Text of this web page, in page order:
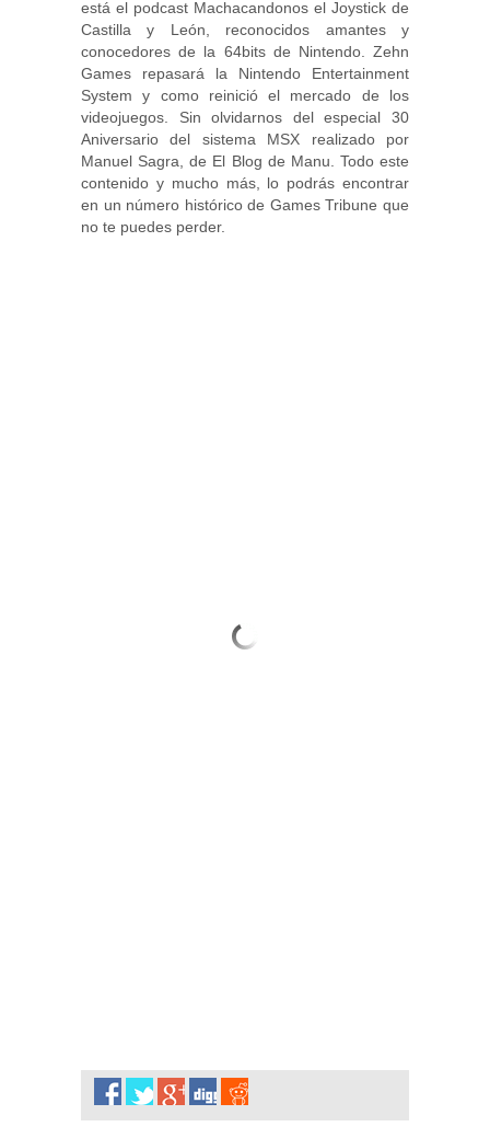
está el podcast Machacandonos el Joystick de
Castilla y León, reconocidos amantes y
conocedores de la 64bits de Nintendo. Zehn
Games repasará la Nintendo Entertainment
System y como reinició el mercado de los
videojuegos. Sin olvidarnos del especial 30
Aniversario del sistema MSX realizado por
Manuel Sagra, de El Blog de Manu. Todo este
contenido y mucho más, lo podrás encontrar
en un número histórico de Games Tribune que
no te puedes perder.